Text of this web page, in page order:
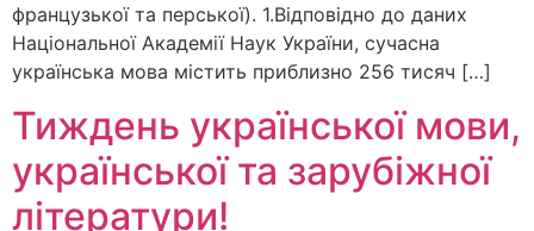
французької та перської). 1.Відповідно до даних
Національної Академії Наук України, сучасна
українська мова містить приблизно 256 тисяч […]
Тиждень української мови,
української та зарубіжної
літератури!